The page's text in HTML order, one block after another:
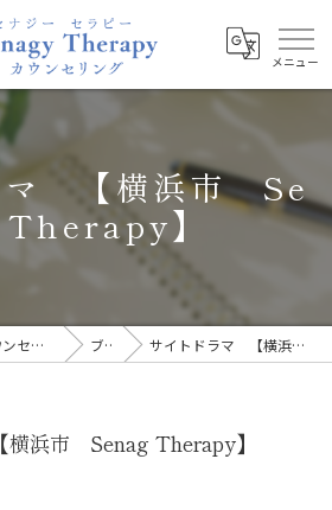
マ 【横浜市 Se
】
神奈川県横浜市のカウンセリングならSenagy Therapy ブログ サイトドラマ 【横浜市 Senag Therapy】
浜市 Senag Therapy】